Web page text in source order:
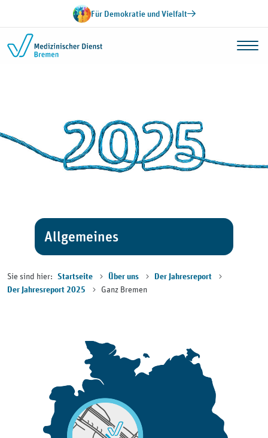
Zum Inhalt springenFür Demokratie und Vielfalt
Allgemeines
Sie sind hier: Startseite Über uns
Der Jahresreport
Der Jahresreport 2025
Ganz Bremen